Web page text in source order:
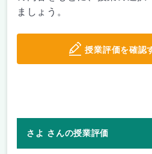
ましょう。
授業評価を確認
さよ さんの授業評価